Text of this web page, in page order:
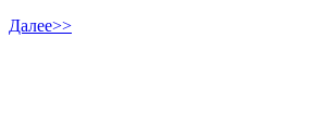
Далее>>